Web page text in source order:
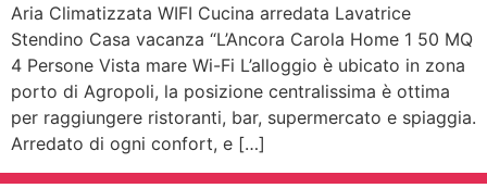
Aria Climatizzata WIFI Cucina arredata Lavatrice
Stendino Casa vacanza “L’Ancora Carola Home 1 50 MQ
4 Persone Vista mare Wi-Fi L’alloggio è ubicato in zona
porto di Agropoli, la posizione centralissima è ottima
per raggiungere ristoranti, bar, supermercato e spiaggia.
Arredato di ogni confort, e […]